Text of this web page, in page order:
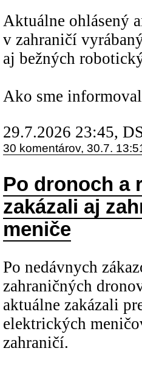
Aktuálne ohlásený
v zahraničí
aj bežných
Ako sme
29.7.2026 23:45,
30 komentárov, 30.7.
Po dronoch a
zakázali aj
meniče
Po nedávnych
zahraničných
aktuálne zakázali
elektrických
zahraničí.